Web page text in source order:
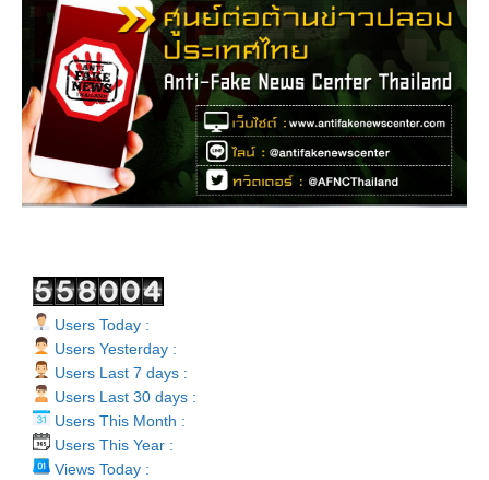
Users Today :
Users Yesterday :
Users Last 7 days :
Users Last 30 days :
Users This Month :
Users This Year :
Views Today :